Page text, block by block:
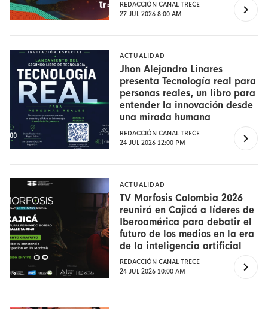
REDACCIÓN CANAL TRECE
27 JUL 2026 8:00 AM
ACTUALIDAD
Jhon Alejandro Linares
presenta Tecnología real para
personas reales, un libro para
entender la innovación desde
una mirada humana
REDACCIÓN CANAL TRECE
24 JUL 2026 12:00 PM
ACTUALIDAD
TV Morfosis Colombia 2026
reunirá en Cajicá a líderes de
Iberoamérica para debatir el
futuro de los medios en la era
de la inteligencia artificial
REDACCIÓN CANAL TRECE
24 JUL 2026 10:00 AM